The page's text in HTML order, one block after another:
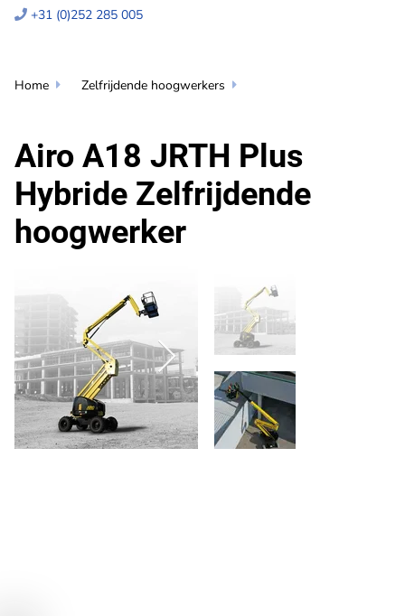
 +31 (0)252 285 005
Home  Zelfrijdende hoogwerkers 
Airo A18 JRTH Plus
Hybride Zelfrijdende
hoogwerker